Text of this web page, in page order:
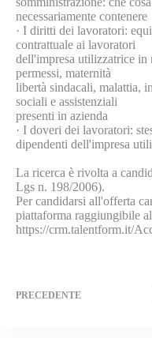
necessariamente contenere
· I diritti dei lavoratori:
contrattuale ai lavoratori
dell'impresa utilizzatrice in
permessi, maternità
libertà sindacali, malattia,
sociali e assistenziali
presenti in azienda
· I doveri dei lavoratori:
dipendenti dell'impresa
La ricerca è rivolta a
Lgs n. 198/2006).
Per candidarsi all'offerta
piattaforma raggiungibile
https://crm.talentform.it/
PRECEDENTE